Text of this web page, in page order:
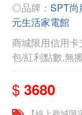
◎品牌： SPT尚
元生活家電館
商城限用信用
包/紅利點數,無
$ 3680